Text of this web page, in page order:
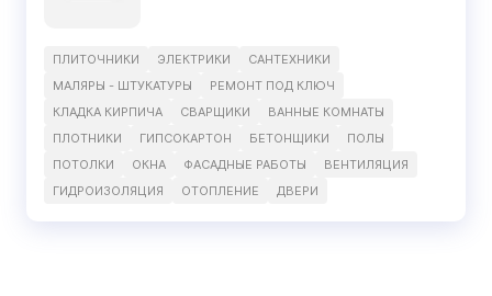
ПЛИТОЧНИКИ ЭЛЕКТРИКИ
САНТЕХНИКИ
МАЛЯРЫ - ШТУКАТУРЫ
РЕМОНТ ПОД КЛЮЧ
КЛАДКА КИРПИЧА
СВАРЩИКИ
ВАННЫЕ КОМНАТЫ
ПЛОТНИКИ
ГИПСОКАРТОН БЕТОНЩИКИ
ПОЛЫ
ПОТОЛКИ
ОКНА ФАСАДНЫЕ РАБОТЫ
ВЕНТИЛЯЦИЯ
ГИДРОИЗОЛЯЦИЯ
ОТОПЛЕНИЕ ДВЕРИ